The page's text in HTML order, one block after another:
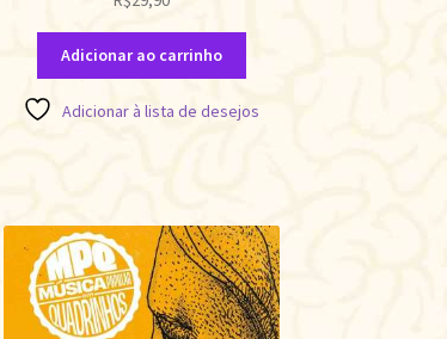
Adicionar ao carrinho
Adicionar à lista de desejos